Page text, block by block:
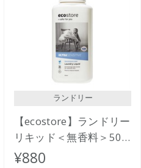
ランドリー
【ecostore】ランドリー
リキッド＜無香料＞500
ｍL
¥880